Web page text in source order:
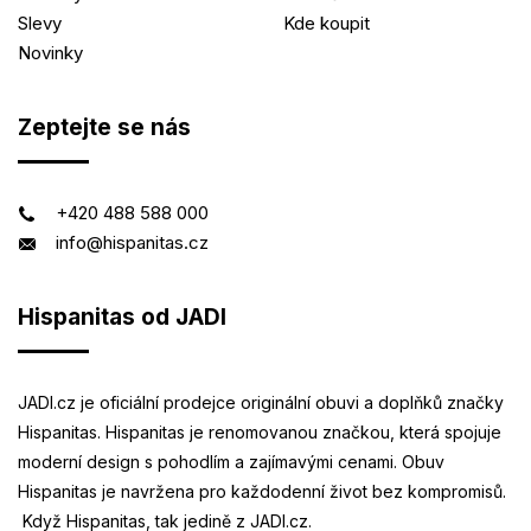
Slevy
Novinky
Kde koupit
Zeptejte se nás
+420 488 588 000
info@hispanitas.cz
Hispanitas od JADI
JADI.cz je oficiální prodejce originální obuvi a doplňků značky
Hispanitas. Hispanitas je renomovanou značkou, která spojuje
moderní design s pohodlím a zajímavými cenami. Obuv
Hispanitas je navržena pro každodenní život bez kompromisů.
Když Hispanitas, tak jedině z JADI.cz.